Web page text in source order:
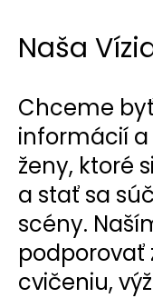
Naša
Chceme
informácií a
ženy, ktoré
a stať sa
scény.
podporovať
cvičeniu,